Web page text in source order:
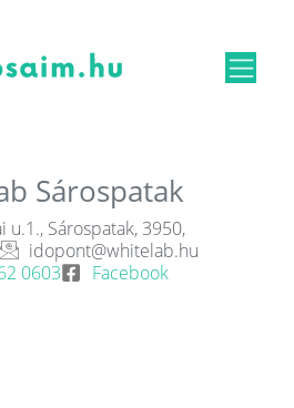
Sárospatak
u.1., Sárospatak, 3950,
idopont@whitelab.hu
0603
Facebook